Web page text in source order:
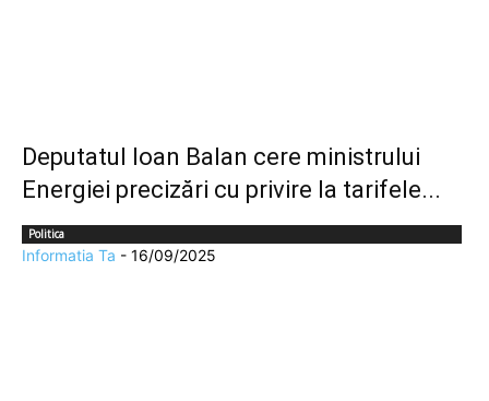
Deputatul Ioan Balan cere ministrului
Energiei precizări cu privire la tarifele...
Politica
Informatia Ta - 16/09/2025